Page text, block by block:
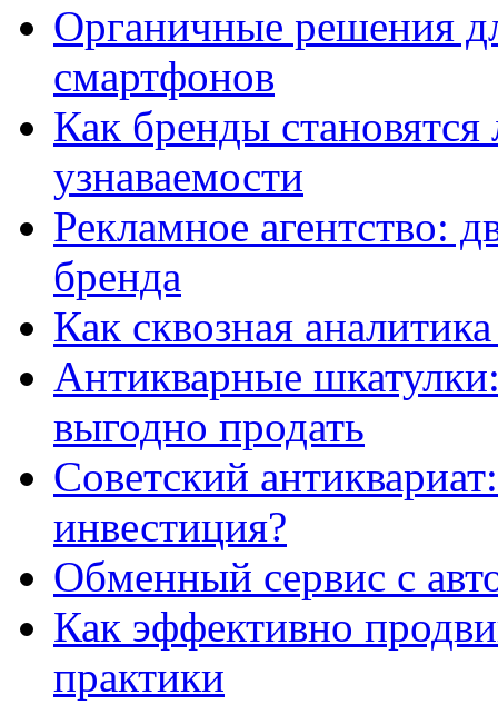
Органичные решения
смартфонов
Как бренды
узнаваемости
Рекламное агентство:
бренда
Как сквозная
Антикварные
выгодно продать
Советский
инвестиция?
Обменный сервис с
Как эффективно
практики